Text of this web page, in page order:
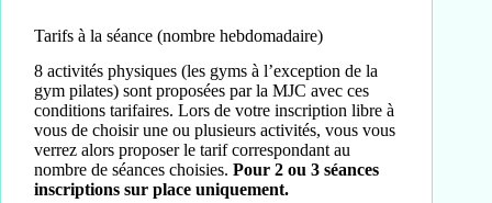
Tarifs à la séance (nombre hebdomadaire)
8 activités physiques (les gyms à l’exception de la
gym pilates) sont proposées par la MJC avec ces
conditions tarifaires. Lors de votre inscription libre à
vous de choisir une ou plusieurs activités, vous vous
verrez alors proposer le tarif correspondant au
nombre de séances choisies. Pour 2 ou 3 séances
inscriptions sur place uniquement.